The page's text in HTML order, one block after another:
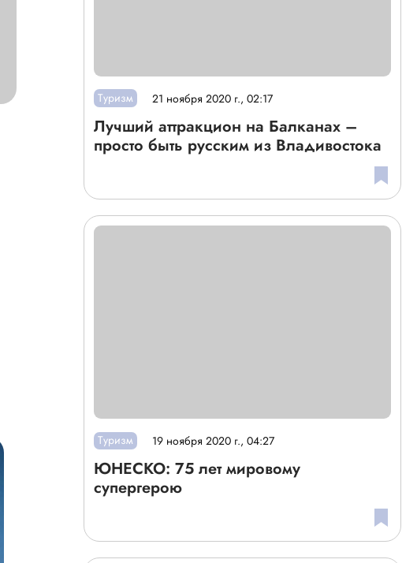
Туризм 21 ноября 2020 г., 02:17
Лучший аттракцион на Балканах –
просто быть русским из Владивостока
Туризм 19 ноября 2020 г., 04:27
ЮНЕСКО: 75 лет мировому
супергерою